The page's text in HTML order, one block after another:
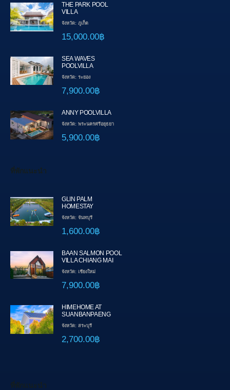
THE PARK POOL
VILLA
จังหวัด: ภูเก็ต
15,000.00฿
SEA WAVES
POOLVILLA
จังหวัด: ระยอง
7,900.00฿
ANNY POOLVILLA
จังหวัด: พระนครศรีอยุธยา
5,900.00฿
ที่พักแนะนำ
GLIN PALM
HOMESTAY
จังหวัด: จันทบุรี
1,600.00฿
BAAN SALMON POOL
VILLA CHIANG MAI
จังหวัด: เชียงใหม่
7,900.00฿
HIMEHOME AT
SUANBANPAENG
จังหวัด: สระบุรี
2,700.00฿
ที่พักแนะนำ